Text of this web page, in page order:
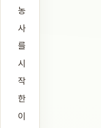
농
사
를
시
작
한
이